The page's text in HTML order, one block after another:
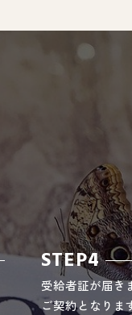
STEP4
受給者証が届き
ご契約となりま